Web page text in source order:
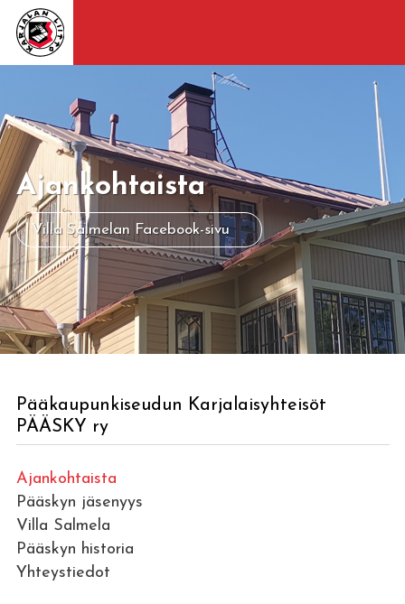
Ajankohtaista
Villa Salmelan Facebook-sivu
Pääkaupunkiseudun Karjalaisyhteisöt
PÄÄSKY ry
Ajankohtaista
Pääskyn jäsenyys
Villa Salmela
Pääskyn historia
Yhteystiedot